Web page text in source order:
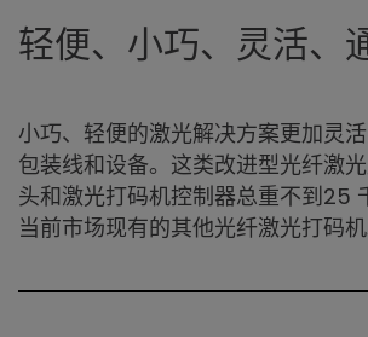
轻便、小巧、灵活、
小巧、轻便的激光解决方案更加灵
包装线和设备。这类改进型光纤激
头和激光打码机控制器总重不到25
当前市场现有的其他光纤激光打码机